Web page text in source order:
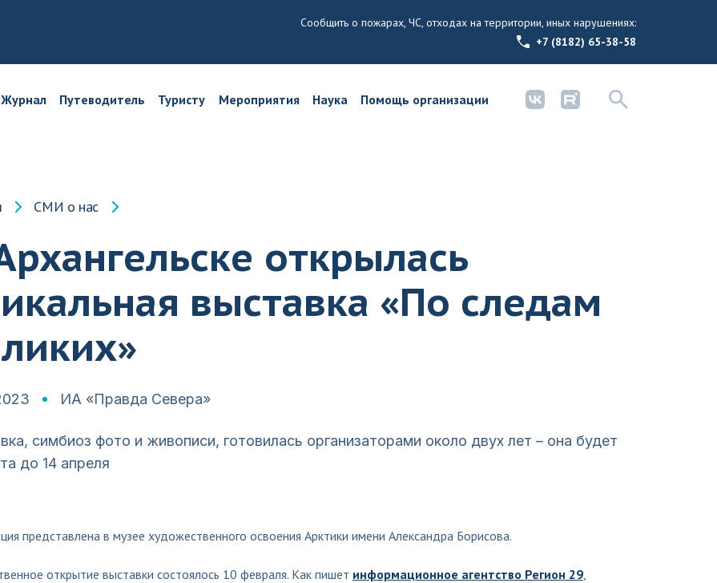
Сообщить о пожарах, ЧС, отходах на территории, иных нарушениях:
+7 (8182) 65-38-58
Журнал Путеводитель Туристу Мероприятия Наука Помощь организации
СМИ о нас
открылась
выставка «По следам
ИА «Правда Севера»
симбиоз фото и живописи, готовилась организаторами около двух лет – она будет
до 14 апреля
представлена в музее художественного освоения Арктики имени Александра Борисова.
открытие выставки состоялось 10 февраля. Как пишет информационное агентство Регион 29,